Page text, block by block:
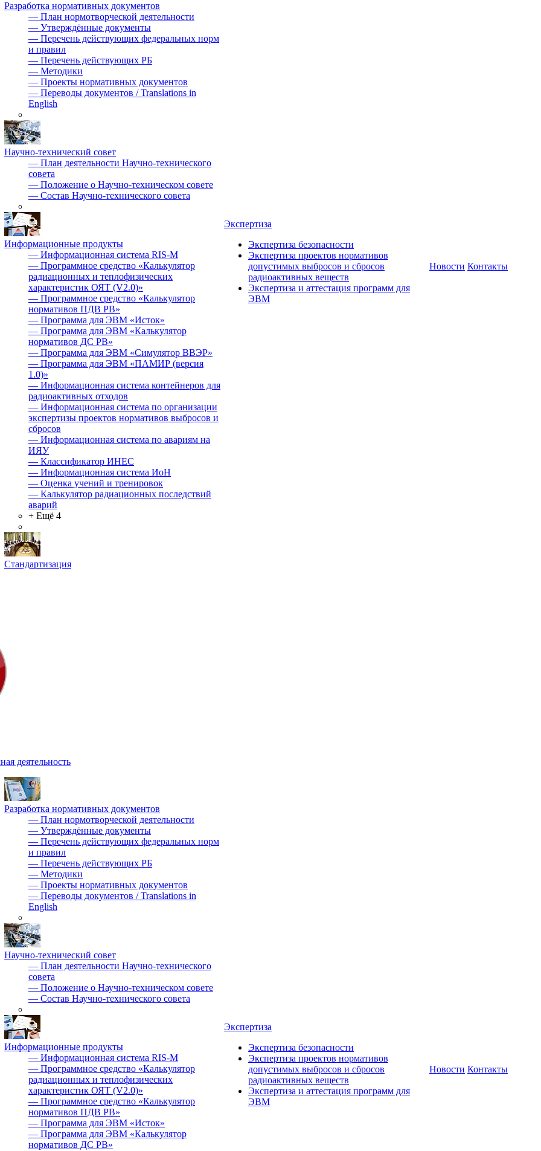
Разработка нормативных документов
— План нормотворческой деятельности
— Утверждённые документы
— Перечень действующих федеральных норм
и правил
— Перечень действующих РБ
— Методики
— Проекты нормативных документов
— Переводы документов / Translations in
English
Научно-технический совет
— План деятельности Научно-технического
совета
— Положение о Научно-техническом совете
— Состав Научно-технического совета
Информационные продукты
— Информационная система RIS-M
— Программное средство «Калькулятор
радиационных и теплофизических
характеристик ОЯТ (V2.0)»
— Программное средство «Калькулятор
нормативов ПДВ РВ»
— Программа для ЭВМ «Исток»
— Программа для ЭВМ «Калькулятор
нормативов ДС РВ»
— Программа для ЭВМ «Симулятор ВВЭР»
— Программа для ЭВМ «ПАМИР (версия
1.0)»
— Информационная система контейнеров для
радиоактивных отходов
— Информационная система по организации
экспертизы проектов нормативов выбросов и
сбросов
— Информационная система по авариям на
ИЯУ
— Классификатор ИНЕС
— Информационная система ИоН
— Оценка учений и тренировок
— Калькулятор радиационных последствий
аварий
+ Ещё 4
Стандартизация
Экспертиза
Экспертиза безопасности
Экспертиза проектов нормативов
допустимых выбросов и сбросов
радиоактивных веществ
Экспертиза и аттестация программ для
ЭВМ
Новости Контакты
деятельность
Разработка нормативных документов
— План нормотворческой деятельности
— Утверждённые документы
— Перечень действующих федеральных норм
и правил
— Перечень действующих РБ
— Методики
— Проекты нормативных документов
— Переводы документов / Translations in
English
Научно-технический совет
— План деятельности Научно-технического
совета
— Положение о Научно-техническом совете
— Состав Научно-технического совета
Информационные продукты
— Информационная система RIS-M
— Программное средство «Калькулятор
радиационных и теплофизических
характеристик ОЯТ (V2.0)»
— Программное средство «Калькулятор
нормативов ПДВ РВ»
— Программа для ЭВМ «Исток»
— Программа для ЭВМ «Калькулятор
нормативов ДС РВ»
Экспертиза
Экспертиза безопасности
Экспертиза проектов нормативов
допустимых выбросов и сбросов
радиоактивных веществ
Экспертиза и аттестация программ для
ЭВМ
Новости Контакты